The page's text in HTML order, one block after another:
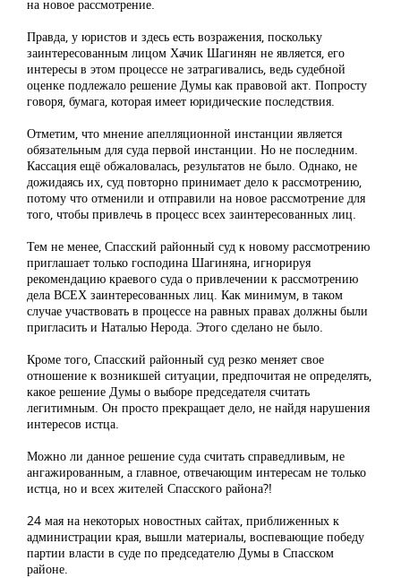
на новое рассмотрение.
Правда, у юристов и здесь есть возражения, поскольку
заинтересованным лицом Хачик Шагинян не является, его
интересы в этом процессе не затрагивались, ведь судебной
оценке подлежало решение Думы как правовой акт. Попросту
говоря, бумага, которая имеет юридические последствия.
Отметим, что мнение апелляционной инстанции является
обязательным для суда первой инстанции. Но не последним.
Кассация ещё обжаловалась, результатов не было. Однако, не
дожидаясь их, суд повторно принимает дело к рассмотрению,
потому что отменили и отправили на новое рассмотрение для
того, чтобы привлечь в процесс всех заинтересованных лиц.
Тем не менее, Спасский районный суд к новому рассмотрению
приглашает только господина Шагиняна, игнорируя
рекомендацию краевого суда о привлечении к рассмотрению
дела ВСЕХ заинтересованных лиц. Как минимум, в таком
случае участвовать в процессе на равных правах должны были
пригласить и Наталью Нерода. Этого сделано не было.
Кроме того, Спасский районный суд резко меняет свое
отношение к возникшей ситуации, предпочитая не определять,
какое решение Думы о выборе председателя считать
легитимным. Он просто прекращает дело, не найдя нарушения
интересов истца.
Можно ли данное решение суда считать справедливым, не
ангажированным, а главное, отвечающим интересам не только
истца, но и всех жителей Спасского района?!
24 мая на некоторых новостных сайтах, приближенных к
администрации края, вышли материалы, воспевающие победу
партии власти в суде по председателю Думы в Спасском
районе.